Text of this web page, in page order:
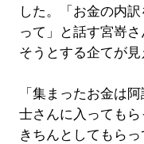
した。「お金の内
って」と話す宮嵜
そうとする企てが見
「集まったお金は
士さんに入っても
きちんとしてもら